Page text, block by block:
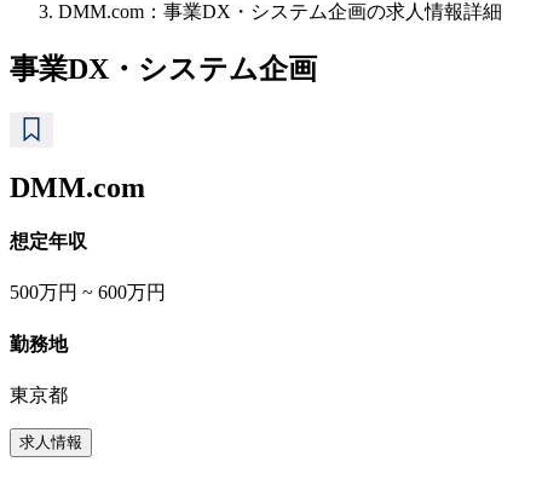
DMM.com：事業DX・システム企画の求人情報詳細
事業DX・システム企画
DMM.com
想定年収
500万円 ~ 600万円
勤務地
東京都
求人情報